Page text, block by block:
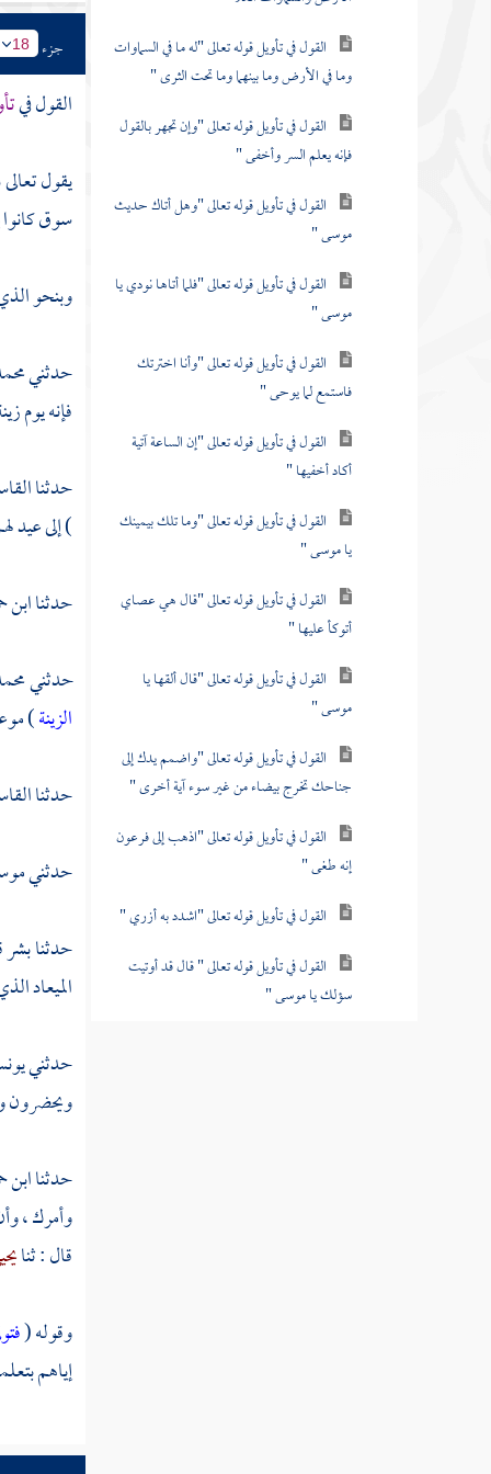
القول في تأويل قوله تعالى "له ما في السماوات
وما في الأرض وما بينهما وما تحت الثرى "
القول في تأويل قوله تعالى "وإن تجهر بالقول
فإنه يعلم السر وأخفى "
القول في تأويل قوله تعالى "وهل أتاك حديث
موسى "
القول في تأويل قوله تعالى "فلما أتاها نودي يا
موسى "
القول في تأويل قوله تعالى "وأنا اخترتك
فاستمع لما يوحى "
القول في تأويل قوله تعالى "إن الساعة آتية
أكاد أخفيها "
القول في تأويل قوله تعالى "وما تلك بيمينك
يا موسى "
القول في تأويل قوله تعالى "قال هي عصاي
أتوكأ عليها "
القول في تأويل قوله تعالى "قال ألقها يا
موسى "
القول في تأويل قوله تعالى "واضمم يدك إلى
جناحك تخرج بيضاء من غير سوء آية أخرى "
القول في تأويل قوله تعالى "اذهب إلى فرعون
إنه طغى "
القول في تأويل قوله تعالى "اشدد به أزري "
القول في تأويل قوله تعالى " قال قد أوتيت
سؤلك يا موسى "
جزء 18
القول في
يقول
سوق كانوا
وبنحو
حدثني
فإنه يوم
حدثنا
) إلى عيد
حدثناابن
حدثني
الزينة)
حدثنا
حدثني
حدثنابشر
الميعاد
حدثني
ويحضرون
حدثناابن
وأمرك ،
قال : ثنا
وقوله (
إياهم